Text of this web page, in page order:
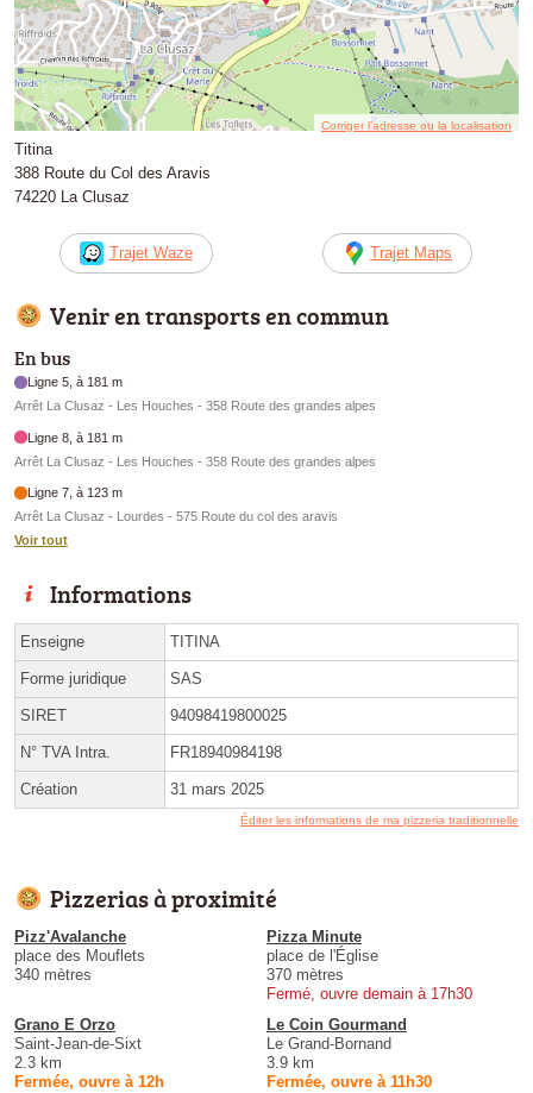
Corriger l’adresse ou la localisation
Titina
388 Route du Col des Aravis
74220 La Clusaz
Trajet Waze Trajet Maps
Venir en transports en commun
En bus
Ligne 5, à 181 m
Arrêt La Clusaz - Les Houches - 358 Route des grandes alpes
Ligne 8, à 181 m
Arrêt La Clusaz - Les Houches - 358 Route des grandes alpes
Ligne 7, à 123 m
Arrêt La Clusaz - Lourdes - 575 Route du col des aravis
Voir tout
Informations
Enseigne TITINA
Forme juridique SAS
SIRET 94098419800025
N° TVA Intra. FR18940984198
Création 31 mars 2025
Éditer les informations de ma pizzeria traditionnelle
Pizzerias à proximité
Pizz'Avalanche
place des Mouflets
340 mètres
Pizza Minute
place de l'Église
370 mètres
Fermé, ouvre demain à 17h30
Grano E Orzo
Saint-Jean-de-Sixt
2.3 km
Fermée, ouvre à 12h
Le Coin Gourmand
Le Grand-Bornand
3.9 km
Fermée, ouvre à 11h30